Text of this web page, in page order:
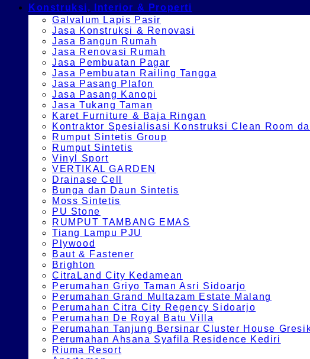
Konstruksi, Interior & Properti
Galvalum Lapis Pasir
Jasa Konstruksi & Renovasi
Jasa Bangun Rumah
Jasa Renovasi Rumah
Jasa Pembuatan Pagar
Jasa Pembuatan Railing Tangga
Jasa Pasang Plafon
Jasa Pasang Kanopi
Jasa Tukang Taman
Karet Furniture & Baja Ringan
Kontraktor Spesialisasi Konstruksi Clean Room
Rumput Sintetis Group
Rumput Sintetis
Vinyl Sport
VERTIKAL GARDEN
Drainase Cell
Bunga dan Daun Sintetis
Moss Sintetis
PU Stone
RUMPUT TAMBANG EMAS
Tiang Lampu PJU
Plywood
Baut & Fastener
Brighton
CitraLand City Kedamean
Perumahan Griyo Taman Asri Sidoarjo
Perumahan Grand Multazam Estate Malang
Perumahan Citra City Regency Sidoarjo
Perumahan De Royal Batu Villa
Perumahan Tanjung Bersinar Cluster House
Perumahan Ahsana Syafila Residence Kediri
Riuma Resort